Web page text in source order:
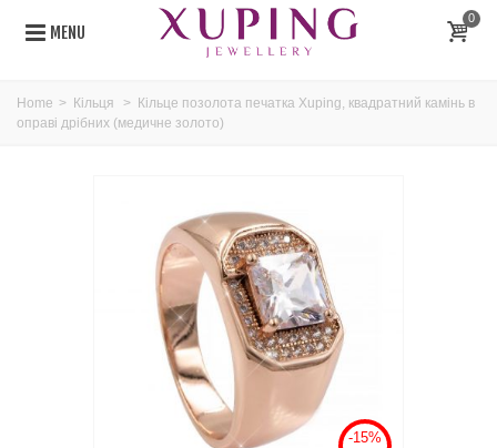
MENU
0
Home > Кільця > Кільце позолота печатка Xuping, квадратний камінь в
оправі дрібних (медичне золото)
-15%